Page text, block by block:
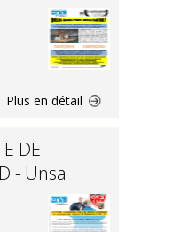
Plus en détail
DE
- Unsa